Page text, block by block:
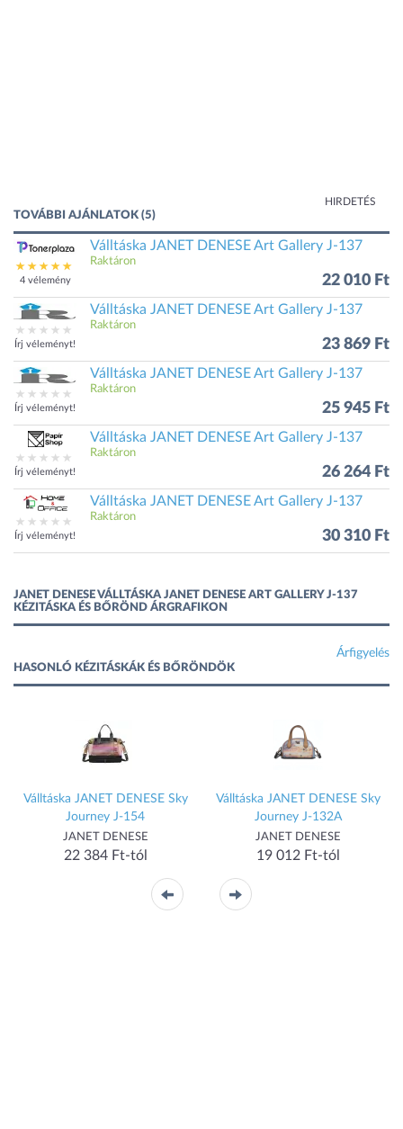
HIRDETÉS
TOVÁBBI AJÁNLATOK (5)
4 vélemény
Válltáska JANET DENESE Art Gallery J-137
Raktáron
22 010 Ft
Írj véleményt!
Válltáska JANET DENESE Art Gallery J-137
Raktáron
23 869 Ft
Írj véleményt!
Válltáska JANET DENESE Art Gallery J-137
Raktáron
25 945 Ft
Írj véleményt!
Válltáska JANET DENESE Art Gallery J-137
Raktáron
26 264 Ft
Írj véleményt!
Válltáska JANET DENESE Art Gallery J-137
Raktáron
30 310 Ft
JANET DENESE VÁLLTÁSKA JANET DENESE ART GALLERY J-137
KÉZITÁSKA ÉS BŐRÖND ÁRGRAFIKON
Árfigyelés
HASONLÓ KÉZITÁSKÁK ÉS BŐRÖNDÖK
Válltáska JANET DENESE Sky
Journey J-154
JANET DENESE
22 384 Ft-tól
Válltáska JANET DENESE Sky
Journey J-132A
JANET DENESE
19 012 Ft-tól